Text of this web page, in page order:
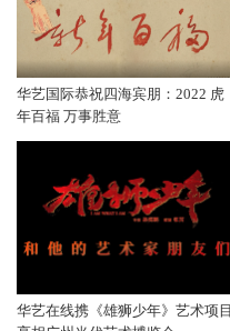
华艺国际恭祝四海宾朋：2022 虎
年百福 万事胜意
华艺在线携《雄狮少年》艺术项目